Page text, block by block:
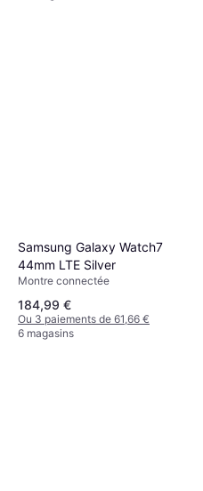
Samsung Galaxy Watch7
44mm LTE Silver
Montre connectée
184,99 €
Ou 3 paiements de 61,66 €
6 magasins